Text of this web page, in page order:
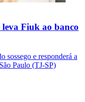
Fiuk ao banco
sossego e responderá a
Paulo (TJ-SP)